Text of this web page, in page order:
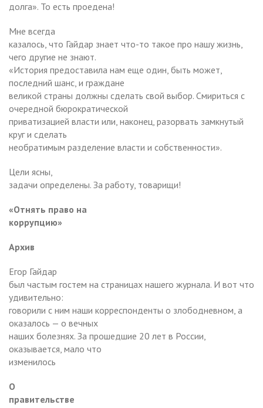
долга». То есть проедена!
Мне всегда
казалось, что Гайдар знает что-то такое про нашу жизнь,
чего другие не знают.
«История предоставила нам еще один, быть может,
последний шанс, и граждане
великой страны должны сделать свой выбор. Смириться с
очередной бюрократической
приватизацией власти или, наконец, разорвать замкнутый
круг и сделать
необратимым разделение власти и собственности».
Цели ясны,
задачи определены. За работу, товарищи!
«Отнять право на
коррупцию»
Архив
Егор Гайдар
был частым гостем на страницах нашего журнала. И вот что
удивительно:
говорили с ним наши корреспонденты о злободневном, а
оказалось — о вечных
наших болезнях. За прошедшие 20 лет в России,
оказывается, мало что
изменилось
О
правительстве